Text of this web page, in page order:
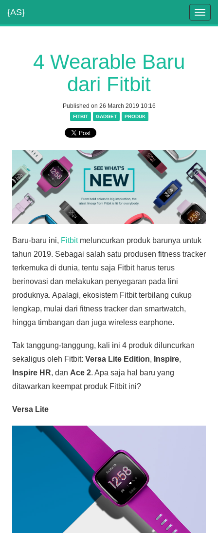
{AS}
4 Wearable Baru
dari Fitbit
Published on 26 March 2019 10:16
FITBIT GADGET PRODUK
Baru-baru ini, Fitbitmeluncurkan produk barunya untuk
tahun 2019. Sebagai salah satu produsen fitness tracker
terkemuka di dunia, tentu saja Fitbit harus terus
berinovasi dan melakukan penyegaran pada lini
produknya. Apalagi, ekosistem Fitbit terbilang cukup
lengkap, mulai dari fitness tracker dan smartwatch,
hingga timbangan dan juga wireless earphone.
Tak tanggung-tanggung, kali ini 4 produk diluncurkan
sekaligus oleh Fitbit: Versa Lite Edition, Inspire,
Inspire HR, dan Ace 2. Apa saja hal baru yang
ditawarkan keempat produk Fitbit ini?
Versa Lite